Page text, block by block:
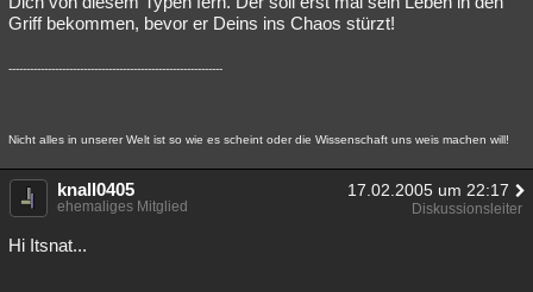
Griff bekommen, bevor er Deins ins Chaos stürzt!
------------------------------------------------------------
Nicht alles in unserer Welt ist so wie es scheint oder die Wissenschaft uns weis machen will!
knall0405 17.02.2005 um 22:17
ehemaliges Mitglied Diskussionsleiter
Hi Itsnat...